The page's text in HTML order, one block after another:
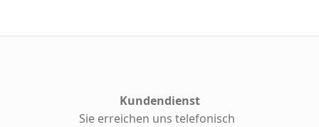
Kundendienst
Sie erreichen uns telefonisch